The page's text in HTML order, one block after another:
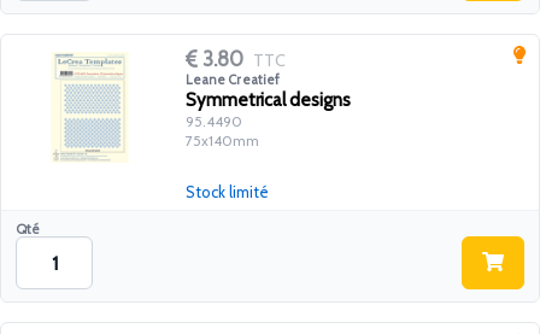
3.80 TTC
Leane Creatief
Symmetrical designs
95.4490
75x140mm
Qté
Stock limité